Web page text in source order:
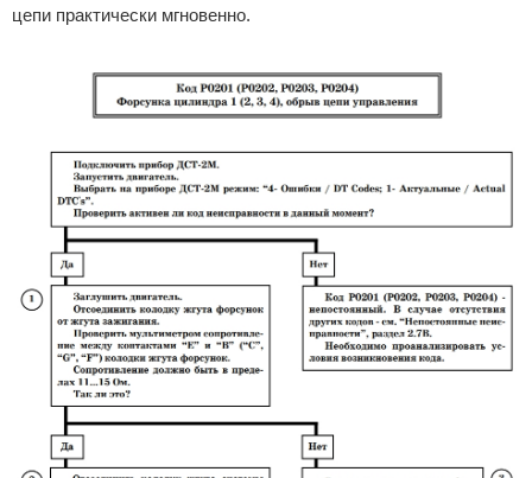
цепи практически мгновенно.